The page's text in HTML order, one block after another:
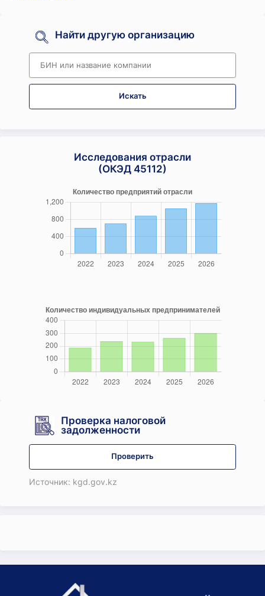
Найти другую организацию
Искать
Исследования отрасли
(ОКЭД 45112)
Проверка налоговой
задолженности
Проверить
Источник: kgd.gov.kz